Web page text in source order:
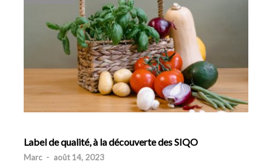
Label de qualité, à la découverte des SIQO
Marc - août 14, 2023